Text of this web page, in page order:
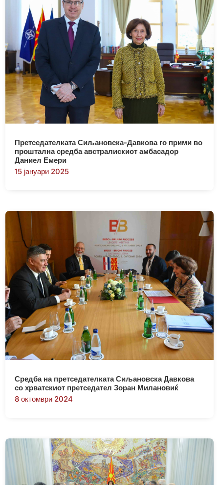
Претседателката Сиљановска-Давкова го прими во
проштална средба австралискиот амбасадор
Даниел Емери
15 јануари 2025
Средба на претседателката Сиљановска Давкова
со хрватскиот претседател Зоран Милановиќ
8 октомври 2024